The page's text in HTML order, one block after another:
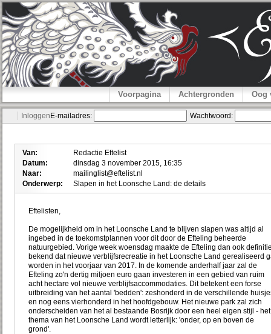
Voorpagina Achtergronden Oog
Inloggen E-mailadres: Wachtwoord:
Van:
Redactie Eftelist
Datum:
dinsdag 3 november 2015, 16:35
Naar:
mailinglist@eftelist.nl
Onderwerp:
Slapen in het Loonsche Land: de details
Eftelisten,
De mogelijkheid om in het Loonsche Land te blijven slapen was altijd al
ingebed in de toekomstplannen voor dit door de Efteling beheerde
natuurgebied. Vorige week woensdag maakte de Efteling dan ook
bekend dat nieuwe verblijfsrecreatie in het Loonsche Land gerealiseerd
worden in het voorjaar van 2017. In de komende anderhalf jaar zal de
Efteling zo'n dertig miljoen euro gaan investeren in een gebied van ruim
acht hectare vol nieuwe verblijfsaccommodaties. Dit betekent een forse
uitbreiding van het aantal 'bedden': zeshonderd in de verschillende
en nog eens vierhonderd in het hoofdgebouw. Het nieuwe park zal zich
onderscheiden van het al bestaande Bosrijk door een heel eigen stijl - het
thema van het Loonsche Land wordt letterlijk: 'onder, op en boven de
grond'.